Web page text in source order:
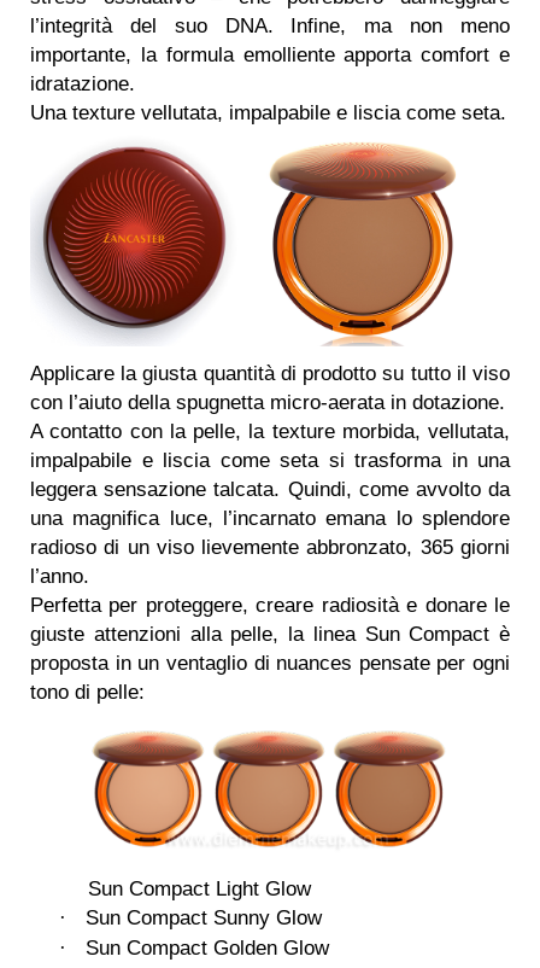
l’integrità del suo DNA. Infine, ma non meno
importante, la formula emolliente apporta comfort e
idratazione.
Una texture vellutata, impalpabile e liscia come seta.
Applicare la giusta quantità di prodotto su tutto il viso
con l’aiuto della spugnetta micro-aerata in dotazione.
A contatto con la pelle, la texture morbida, vellutata,
impalpabile e liscia come seta si trasforma in una
leggera sensazione talcata. Quindi, come avvolto da
una magnifica luce, l’incarnato emana lo splendore
radioso di un viso lievemente abbronzato, 365 giorni
l’anno.
Perfetta per proteggere, creare radiosità e donare le
giuste attenzioni alla pelle, la linea Sun Compact è
proposta in un ventaglio di nuances pensate per ogni
tono di pelle:
Sun Compact Light Glow
· Sun Compact Sunny Glow
· Sun Compact Golden Glow